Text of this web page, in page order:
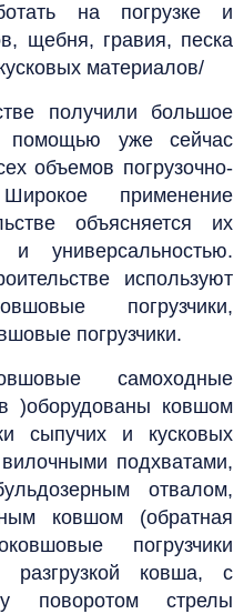
на погрузке и
щебня, гравия, песка
материалов/
получили большое
помощью уже сейчас
объемов погрузочно-
применение
объясняется их
универсальностью.
используют
погрузчики,
погрузчики.
самоходные
)оборудованы ковшом
сыпучих и кусковых
подхватами,
отвалом,
ковшом (обратная
погрузчики
ковша, с
поворотом стрелы